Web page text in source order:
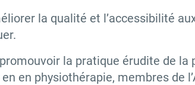
la qualité et l’accessibilité
la pratique érudite de
en physiothérapie, membres de